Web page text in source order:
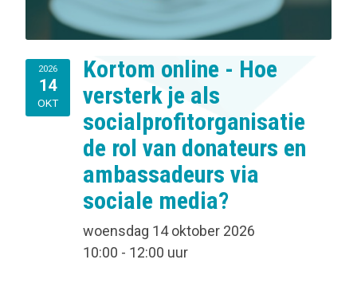
2026
14
OKT
Kortom online - Hoe
versterk je als
socialprofitorganisatie
de rol van donateurs en
ambassadeurs via
sociale media?
woensdag 14 oktober 2026
10:00 - 12:00 uur